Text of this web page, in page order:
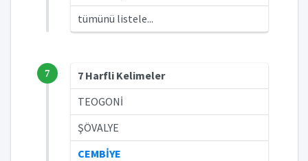
tümünü listele...
7
7 Harfli Kelimeler
TEOGONİ
ŞÖVALYE
CEMBİYE